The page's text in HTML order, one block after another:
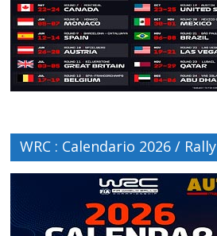
WRC : Calendario 2026 / Rally